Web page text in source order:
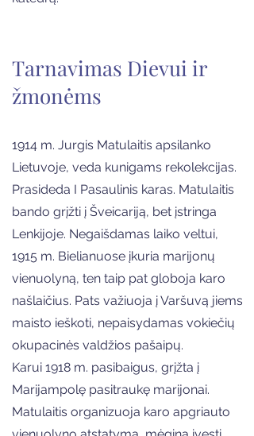
Tarnavimas Dievui ir
žmonėms
1914 m. Jurgis Matulaitis apsilanko
Lietuvoje, veda kunigams rekolekcijas.
Prasideda I Pasaulinis karas. Matulaitis
bando grįžti į Šveicariją, bet įstringa
Lenkijoje. Negaišdamas laiko veltui,
1915 m. Bielianuose įkuria marijonų
vienuolyną, ten taip pat globoja karo
našlaičius. Pats važiuoja į Varšuvą jiems
maisto ieškoti, nepaisydamas vokiečių
okupacinės valdžios pašaipų.
Karui 1918 m. pasibaigus, grįžta į
Marijampolę pasitraukę marijonai.
Matulaitis organizuoja karo apgriauto